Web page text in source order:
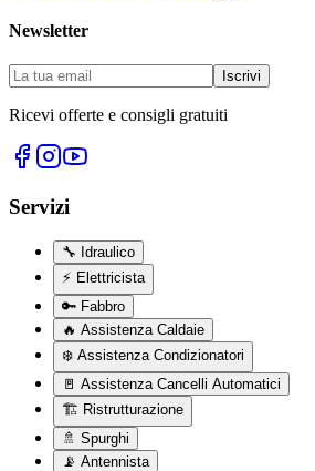
Newsletter
Iscrivi
Ricevi offerte e consigli gratuiti
Servizi
🔧 Idraulico
⚡ Elettricista
🔑 Fabbro
🔥 Assistenza Caldaie
❄️ Assistenza Condizionatori
🚪 Assistenza Cancelli Automatici
🏗️ Ristrutturazione
🚿 Spurghi
📡 Antennista